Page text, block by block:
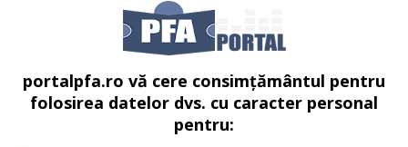
portalpfa.ro vă cere consimțământul pentru
folosirea datelor dvs. cu caracter personal
pentru: